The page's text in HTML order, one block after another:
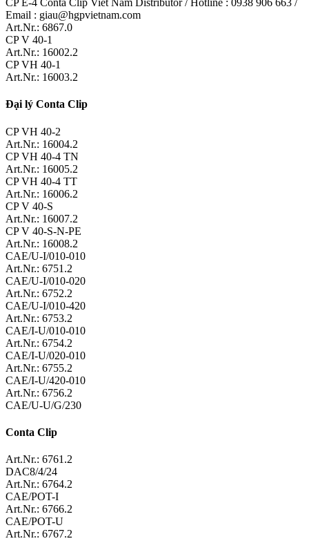
CP E-4 Conta Clip Viet Nam Distributor / Hotline : 0938 906 663 /
Email : giau@hgpvietnam.com
Art.Nr.: 6867.0
CP V 40-1
Art.Nr.: 16002.2
CP VH 40-1
Art.Nr.: 16003.2
Đại lý Conta Clip
CP VH 40-2
Art.Nr.: 16004.2
CP VH 40-4 TN
Art.Nr.: 16005.2
CP VH 40-4 TT
Art.Nr.: 16006.2
CP V 40-S
Art.Nr.: 16007.2
CP V 40-S-N-PE
Art.Nr.: 16008.2
CAE/U-I/010-010
Art.Nr.: 6751.2
CAE/U-I/010-020
Art.Nr.: 6752.2
CAE/U-I/010-420
Art.Nr.: 6753.2
CAE/I-U/010-010
Art.Nr.: 6754.2
CAE/I-U/020-010
Art.Nr.: 6755.2
CAE/I-U/420-010
Art.Nr.: 6756.2
CAE/U-U/G/230
Conta Clip
Art.Nr.: 6761.2
DAC8/4/24
Art.Nr.: 6764.2
CAE/POT-I
Art.Nr.: 6766.2
CAE/POT-U
Art.Nr.: 6767.2